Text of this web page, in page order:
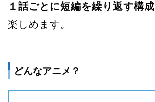
１話ごとに短編を繰り返す構成
楽しめます。
どんなアニメ？